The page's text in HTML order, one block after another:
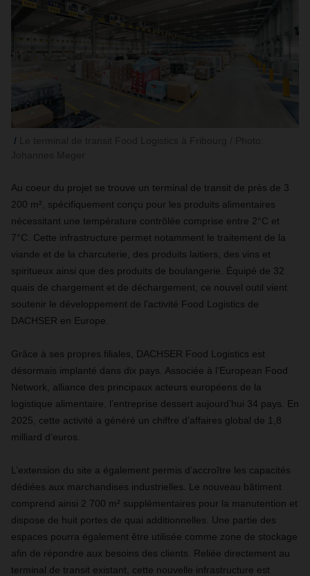
Au coeur du projet se trouve un terminal de transit de près de 3
200 m², spécifiquement conçu pour les produits alimentaires
nécessitant une température contrôlée comprise entre 2°C et
7°C. Cette infrastructure permet notamment le traitement de la
viande et de la charcuterie, des produits laitiers, des vins et
spiritueux ainsi que des produits de boulangerie. Équipé de 32
quais de chargement et de déchargement, ce nouvel outil vient
soutenir le développement de l’activité Food Logistics de
DACHSER en Europe.
Grâce à ses propres filiales, DACHSER Food Logistics est
désormais implanté dans dix pays. Associée à l’European Food
Network, alliance des principaux acteurs européens de la
logistique alimentaire, l’entreprise dessert aujourd’hui 34 pays. En
2025, cette activité a généré un chiffre d’affaires global de 1,8
milliard d’euros.
L’extension du site a également permis d’accroître les capacités
dédiées aux marchandises industrielles. Le nouveau bâtiment
comprend ainsi 2 700 m² supplémentaires pour la manutention et
dispose de huit portes de quai additionnelles. Une partie des
espaces pourra également être utilisée comme zone de stockage
afin de répondre aux besoins des clients. Reliée directement au
terminal de transit existant, cette nouvelle infrastructure est